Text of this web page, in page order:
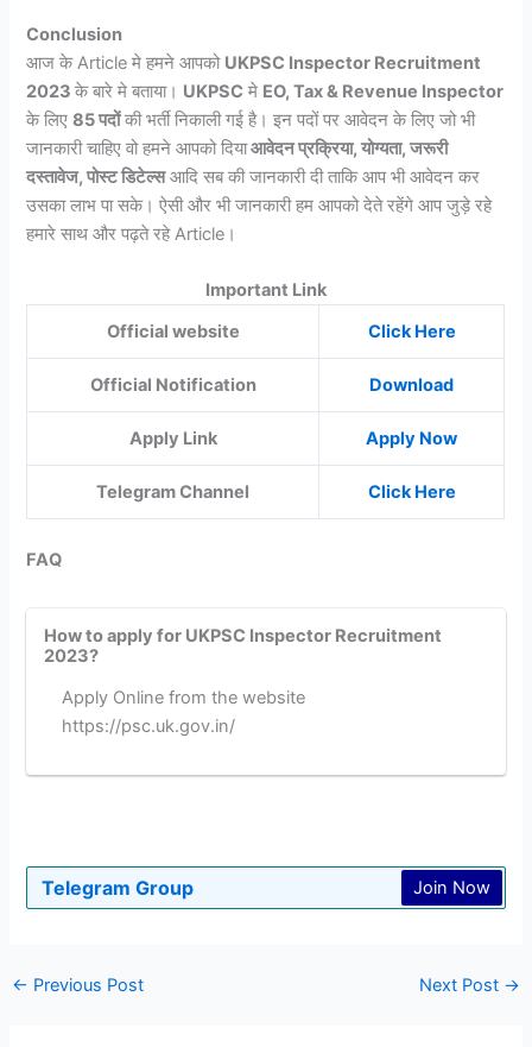
Conclusion
आज के Article मे हमने आपको UKPSC Inspector Recruitment
2023के बारे मे बताया। UKPSC मे EO, Tax & Revenue Inspector
के लिए85 पदोंकी भर्ती निकाली गई है। इन पदों पर आवेदन के लिए जो भी
जानकारी चाहिए वो हमने आपको दियाआवेदन प्रक्रिया, योग्यता, जरूरी
दस्तावेज, पोस्ट डिटेल्सआदि सब की जानकारी दी ताकि आप भी आवेदन कर
उसका लाभ पा सके। ऐसी और भी जानकारी हम आपको देते रहेंगे आप जुड़े रहे
हमारे साथ और पढ़ते रहे Article।
Important Link
Official website
Click Here
Official Notification Download
Apply Link Apply Now
Telegram Channel Click Here
FAQ
How to apply for UKPSC Inspector Recruitment
2023?
Apply Online from the website
https://psc.uk.gov.in/
Telegram Group Join Now
← Previous Post Next Post →